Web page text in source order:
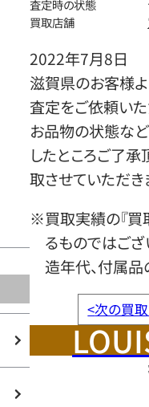
査定時の状態
買取店舗
2022年7月8日
滋賀県のお客様よ
査定をご依頼いた
お品物の状態など
したところご了
取させていただき
※買取実績の『買
るものではござ
造年代、付属品
<次の買